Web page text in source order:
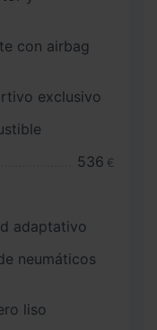
con airbag
exclusivo
536 €
adaptativo
neumáticos
liso